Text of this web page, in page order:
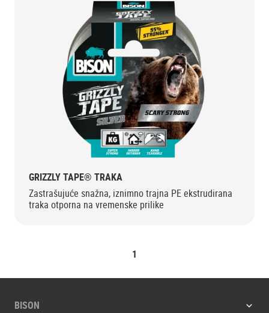
GRIZZLY TAPE® TRAKA
Zastrašujuće snažna, iznimno trajna PE ekstrudirana
traka otporna na vremenske prilike
1
BISON